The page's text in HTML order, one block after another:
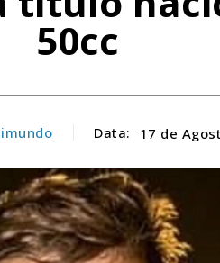
50cc
Data: 17 de